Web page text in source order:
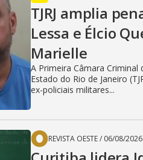
TJRJ amplia
Lessa e Élcio
Marielle
A Primeira Câmara Criminal
Estado do Rio de Janeiro
ex-policiais militares...
REVISTA OESTE/ 06/08/2026